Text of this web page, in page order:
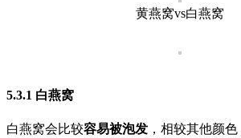
黄燕窝vs白燕窝
5.3.1 白燕窝
白燕窝会比较容易被泡发 ，相较其他颜